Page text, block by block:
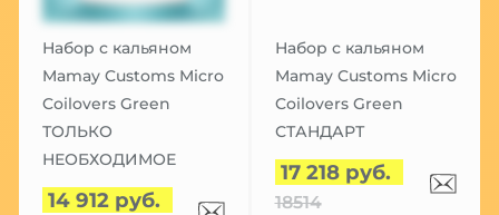
Набор с кальяном
Mamay Customs Micro
Coilovers Green
ТОЛЬКО
НЕОБХОДИМОЕ
14 912 руб.
Набор с кальяном
Mamay Customs Micro
Coilovers Green
СТАНДАРТ
17 218 руб.
18514